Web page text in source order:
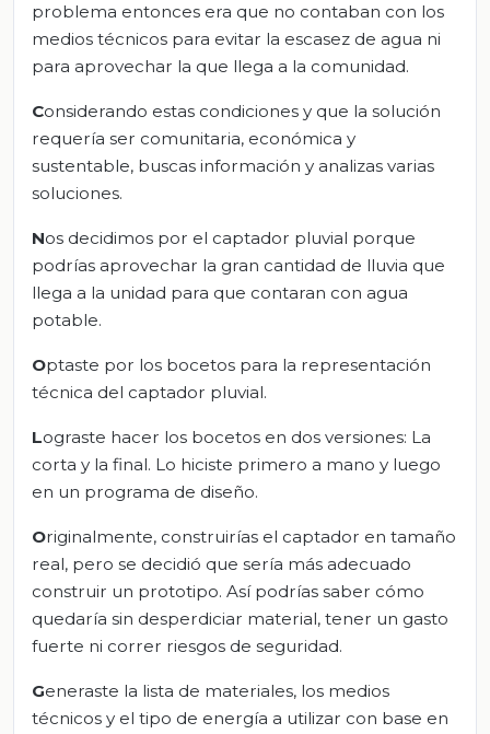
problema entonces era que no contaban con los
medios técnicos para evitar la escasez de agua ni
para aprovechar la que llega a la comunidad.
Considerando estas condiciones y que la solución
requería ser comunitaria, económica y
sustentable, buscas información y analizas varias
soluciones.
Nos decidimos por el captador pluvial porque
podrías aprovechar la gran cantidad de lluvia que
llega a la unidad para que contaran con agua
potable.
Optaste por los bocetos para la representación
técnica del captador pluvial.
Lograste hacer los bocetos en dos versiones: La
corta y la final. Lo hiciste primero a mano y luego
en un programa de diseño.
Originalmente, construirías el captador en tamaño
real, pero se decidió que sería más adecuado
construir un prototipo. Así podrías saber cómo
quedaría sin desperdiciar material, tener un gasto
fuerte ni correr riesgos de seguridad.
Generaste la lista de materiales, los medios
técnicos y el tipo de energía a utilizar con base en